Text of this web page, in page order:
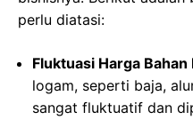
perlu diatasi:
Fluktuasi Harga Bahan
logam, seperti baja,
sangat fluktuatif dan